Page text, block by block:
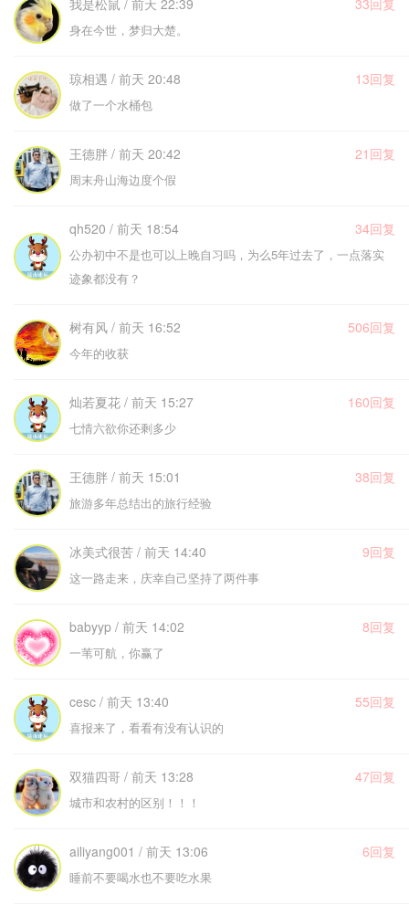
我是松鼠 / 前天 22:39 33回复
身在今世，梦归大楚。
琼相遇 / 前天 20:48 13回复
做了一个水桶包
王德胖 / 前天 20:42 21回复
周末舟山海边度个假
qh520 / 前天 18:54 34回复
公办初中不是也可以上晚自习吗，为么5年过去了，一点落实
迹象都没有？
树有风 / 前天 16:52 506回复
今年的收获
灿若夏花 / 前天 15:27 160回复
七情六欲你还剩多少
王德胖 / 前天 15:01 38回复
旅游多年总结出的旅行经验
冰美式很苦 / 前天 14:40 9回复
这一路走来，庆幸自己坚持了两件事
babyyp / 前天 14:02 8回复
一苇可航，你赢了
cesc / 前天 13:40 55回复
喜报来了，看看有没有认识的
双猫四哥 / 前天 13:28 47回复
城市和农村的区别！！！
ailiyang001 / 前天 13:06 6回复
睡前不要喝水也不要吃水果